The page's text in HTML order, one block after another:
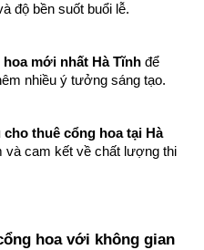
độ bền suốt buổi lễ.
hoa mới nhất Hà Tĩnh để
nhiều ý tưởng sáng tạo.
cho thuê cổng hoa tại Hà
và cam kết về chất lượng thi
hoa với không gian